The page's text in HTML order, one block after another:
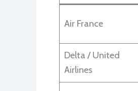
Air France
Delta / United
Airlines